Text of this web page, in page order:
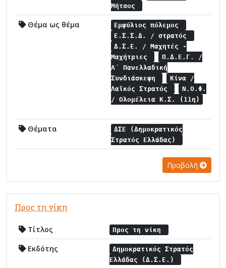
Μήτσος
Θέμα ως θέμα
Εμφύλιος πόλεμος
Ε.Σ.Σ.Δ. / στρατός
Δ.Σ.Ε. / Μαχητές -
Μαχήτριες
Π.Δ.Ε.Γ. /
Α΄ Πανελλαδική
Συνδιάσκεψη
Κίνα /
Λαϊκός Στρατός
Ν.Ο.Φ.
/ Ολομέλεια Κ.Σ. (11η)
Θέματα
ΔΣΕ (Δημοκρατικός
Στρατός Ελλάδας)
Προβολή
Προς τη νίκη
Τίτλος Προς τη νίκη
Εκδότης
Δημοκρατικός Στρατός
Ελλάδας (Δ.Σ.Ε.)